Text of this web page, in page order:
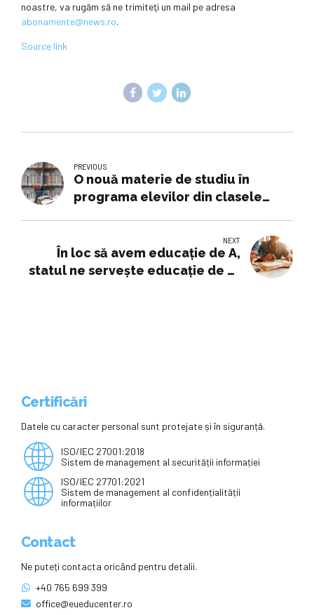
noastre, va rugăm să ne trimiteţi un mail pe adresa
abonamente@news.ro.
Source link
PREVIOUS
O nouă materie de studiu în
programa elevilor din clasele
NEXT
În loc să avem educaţie de A,
statul ne serveşte educaţie de E-
Certificări
Datele cu caracter personal sunt protejate și în siguranță.
ISO/IEC 27001:2018
Sistem de management al securității informației
ISO/IEC 27701:2021
Sistem de management al confidențialității
informațiilor
Contact
Ne puteți contacta oricând pentru detalii.
+40 765 699 399
office@eueducenter.ro